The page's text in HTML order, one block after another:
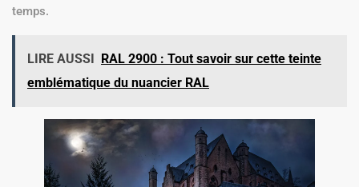
temps.
LIRE AUSSI RAL 2900 : Tout savoir sur cette teinte
emblématique du nuancier RAL